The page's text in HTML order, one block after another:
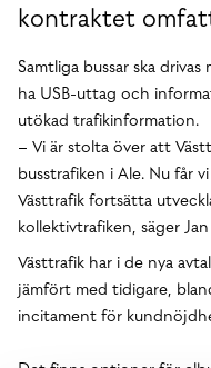
kontraktet
Samtliga bussar ska
ha USB-uttag och
utökad trafikinformation.
– Vi är stolta över att
busstrafiken i Ale. Nu får
Västtrafik fortsätta
kollektivtrafiken, säger
Västtrafik har i de nya
jämfört med tidigare,
incitament för